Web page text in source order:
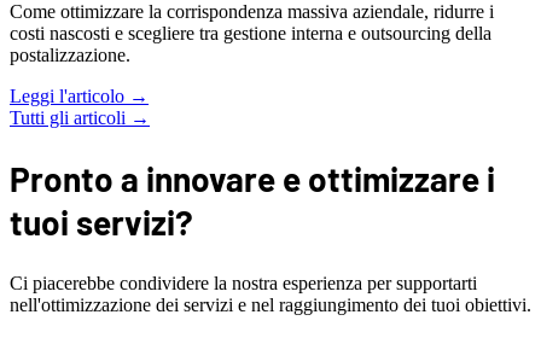
Come ottimizzare la corrispondenza massiva aziendale, ridurre i
costi nascosti e scegliere tra gestione interna e outsourcing della
postalizzazione.
Leggi l'articolo →
Tutti gli articoli →
Pronto a innovare e ottimizzare i
tuoi servizi?
Ci piacerebbe condividere la nostra esperienza per supportarti
nell'ottimizzazione dei servizi e nel raggiungimento dei tuoi obiettivi.